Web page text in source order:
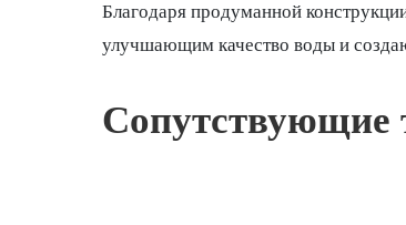
Благодаря продуманной
улучшающим качество воды и
Сопутствующие